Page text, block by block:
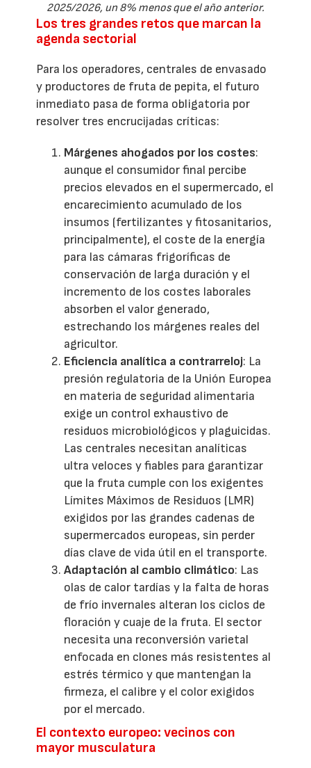
2025/2026, un 8% menos que el año anterior.
Los tres grandes retos que marcan la
agenda sectorial
Para los operadores, centrales de envasado
y productores de fruta de pepita, el futuro
inmediato pasa de forma obligatoria por
resolver tres encrucijadas críticas:
Márgenes ahogados por los costes:
aunque el consumidor final percibe
precios elevados en el supermercado, el
encarecimiento acumulado de los
insumos (fertilizantes y fitosanitarios,
principalmente), el coste de la energía
para las cámaras frigoríficas de
conservación de larga duración y el
incremento de los costes laborales
absorben el valor generado,
estrechando los márgenes reales del
agricultor.
Eficiencia analítica a contrarreloj: La
presión regulatoria de la Unión Europea
en materia de seguridad alimentaria
exige un control exhaustivo de
residuos microbiológicos y plaguicidas.
Las centrales necesitan analíticas
ultra veloces y fiables para garantizar
que la fruta cumple con los exigentes
Límites Máximos de Residuos (LMR)
exigidos por las grandes cadenas de
supermercados europeas, sin perder
días clave de vida útil en el transporte.
Adaptación al cambio climático: Las
olas de calor tardías y la falta de horas
de frío invernales alteran los ciclos de
floración y cuaje de la fruta. El sector
necesita una reconversión varietal
enfocada en clones más resistentes al
estrés térmico y que mantengan la
firmeza, el calibre y el color exigidos
por el mercado.
El contexto europeo: vecinos con
mayor musculatura